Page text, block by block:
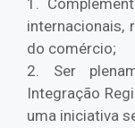
1.
internacionais,
do comércio;
2. Ser
Integração
uma iniciativa